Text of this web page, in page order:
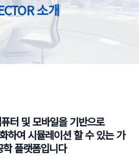
소개
터 및 모바일을 기반으로
하여 시뮬레이션 할 수 있는 가
학 플랫폼입니다